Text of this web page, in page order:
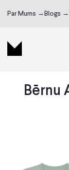
Par Mums → Blogs →
Bērnu